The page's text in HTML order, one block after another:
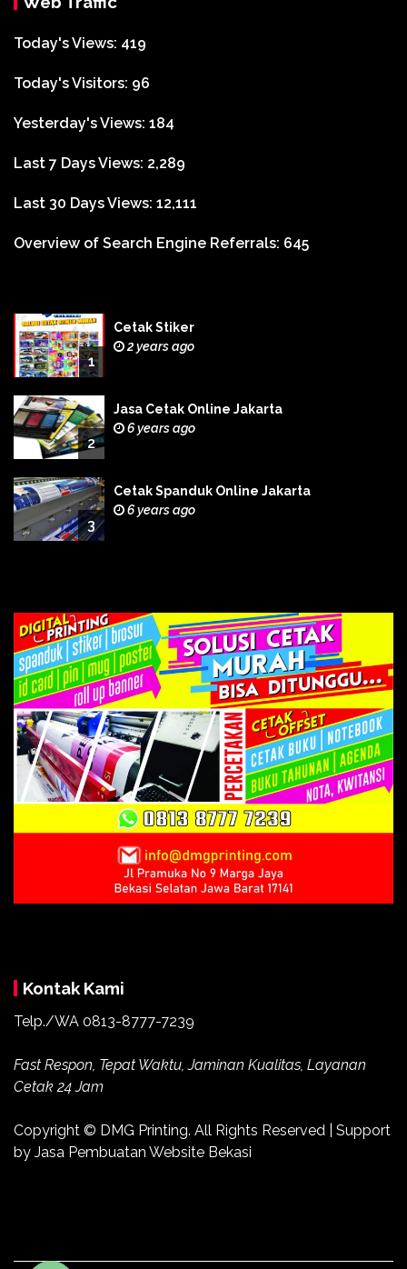
Today's Views: 419
Today's Visitors: 96
Yesterday's Views: 184
Last 7 Days Views: 2,289
Last 30 Days Views: 12,111
Overview of Search Engine Referrals: 645
1
Cetak Stiker
2 years ago
2
Jasa Cetak Online Jakarta
6 years ago
3
Cetak Spanduk Online Jakarta
6 years ago
Kontak Kami
Telp./WA 0813-8777-7239
Fast Respon, Tepat Waktu, Jaminan Kualitas, Layanan
Cetak 24 Jam
Copyright © DMG Printing. All Rights Reserved | Support
by Jasa Pembuatan Website Bekasi